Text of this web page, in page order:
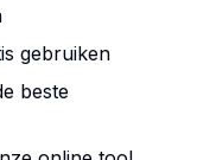
gebruiken
beste